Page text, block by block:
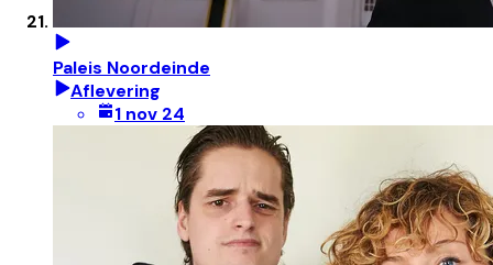
Paleis Noordeinde
Aflevering
1 nov 24